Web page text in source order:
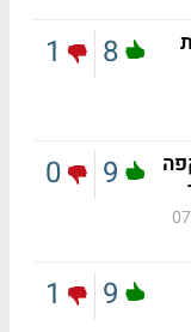
8
1
9
0
9
1